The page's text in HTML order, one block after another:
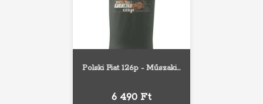
Polski Fiat 126p - Műszaki...
Ár
6 490 Ft